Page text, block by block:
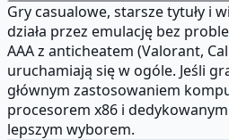
Gry casualowe, starsze tytuły i
działa przez emulację bez
AAA z anticheatem (Valorant,
uruchamiają się w ogóle. Jeśli
głównym zastosowaniem
procesorem x86 i
lepszym wyborem.